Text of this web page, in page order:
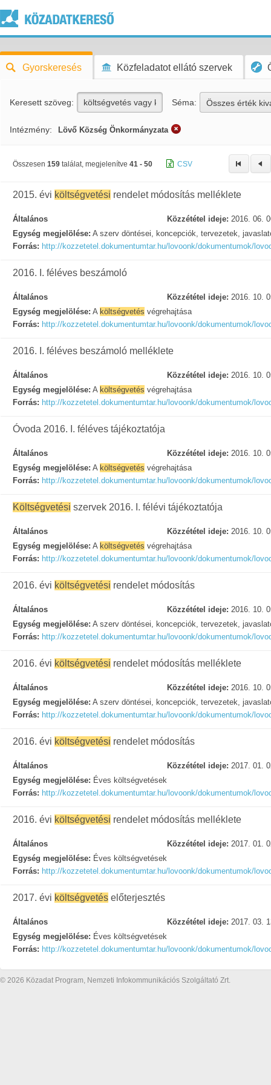
Gyorskeresés Közfeladatot ellátó szervek
Keresett szöveg: Séma: Összes érték
Intézmény: Lövő Község Önkormányzata
Összesen 159 találat, megjelenítve 41 - 50 CSV
2015. évi költségvetési rendelet módosítás melléklete
Általános Közzététel ideje: 2016. 06.
Egység megjelölése: A szerv döntései, koncepciók, tervezetek,
Forrás: http://kozzetetel.dokumentumtar.hu/lovoonk/dokumentumok/
2016. I. féléves beszámoló
Általános Közzététel ideje: 2016. 10.
Egység megjelölése: A költségvetés végrehajtása
Forrás: http://kozzetetel.dokumentumtar.hu/lovoonk/dokumentumok/
2016. I. féléves beszámoló melléklete
Általános Közzététel ideje: 2016. 10.
Egység megjelölése: A költségvetés végrehajtása
Forrás: http://kozzetetel.dokumentumtar.hu/lovoonk/dokumentumok/
Óvoda 2016. I. féléves tájékoztatója
Általános Közzététel ideje: 2016. 10.
Egység megjelölése: A költségvetés végrehajtása
Forrás: http://kozzetetel.dokumentumtar.hu/lovoonk/dokumentumok/
Költségvetési szervek 2016. I. félévi tájékoztatója
Általános Közzététel ideje: 2016. 10.
Egység megjelölése: A költségvetés végrehajtása
Forrás: http://kozzetetel.dokumentumtar.hu/lovoonk/dokumentumok/
2016. évi költségvetési rendelet módosítás
Általános Közzététel ideje: 2016. 10.
Egység megjelölése: A szerv döntései, koncepciók, tervezetek,
Forrás: http://kozzetetel.dokumentumtar.hu/lovoonk/dokumentumok/
2016. évi költségvetési rendelet módosítás melléklete
Általános Közzététel ideje: 2016. 10.
Egység megjelölése: A szerv döntései, koncepciók, tervezetek,
Forrás: http://kozzetetel.dokumentumtar.hu/lovoonk/dokumentumok/
2016. évi költségvetési rendelet módosítás
Általános Közzététel ideje: 2017. 01.
Egység megjelölése: Éves költségvetések
Forrás: http://kozzetetel.dokumentumtar.hu/lovoonk/dokumentumok/
2016. évi költségvetési rendelet módosítás melléklete
Általános Közzététel ideje: 2017. 01.
Egység megjelölése: Éves költségvetések
Forrás: http://kozzetetel.dokumentumtar.hu/lovoonk/dokumentumok/
2017. évi költségvetés előterjesztés
Általános Közzététel ideje: 2017. 03.
Egység megjelölése: Éves költségvetések
Forrás: http://kozzetetel.dokumentumtar.hu/lovoonk/dokumentumok/
© 2026 Közadat Program, Nemzeti Infokommunikációs Szolgáltató Zrt.